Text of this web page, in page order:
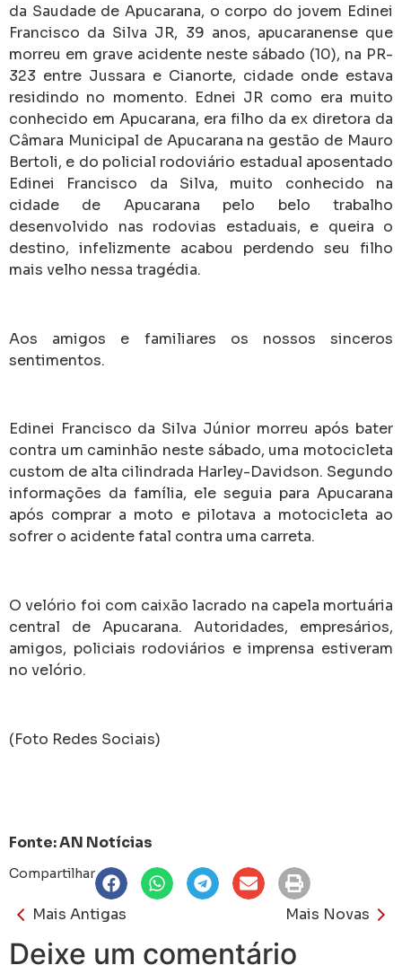
da Saudade de Apucarana, o corpo do jovem Edinei
Francisco da Silva JR, 39 anos, apucaranense que
morreu em grave acidente neste sábado (10), na PR-
323 entre Jussara e Cianorte, cidade onde estava
residindo no momento. Ednei JR como era muito
conhecido em Apucarana, era filho da ex diretora da
Câmara Municipal de Apucarana na gestão de Mauro
Bertoli, e do policial rodoviário estadual aposentado
Edinei Francisco da Silva, muito conhecido na
cidade de Apucarana pelo belo trabalho
desenvolvido nas rodovias estaduais, e queira o
destino, infelizmente acabou perdendo seu filho
mais velho nessa tragédia.
Aos amigos e familiares os nossos sinceros
sentimentos.
Edinei Francisco da Silva Júnior morreu após bater
contra um caminhão neste sábado, uma motocicleta
custom de alta cilindrada Harley-Davidson. Segundo
informações da família, ele seguia para Apucarana
após comprar a moto e pilotava a motocicleta ao
sofrer o acidente fatal contra uma carreta.
O velório foi com caixão lacrado na capela mortuária
central de Apucarana. Autoridades, empresários,
amigos, policiais rodoviários e imprensa estiveram
no velório.
(Foto Redes Sociais)
Fonte: AN Notícias
Compartilhar
Mais Antigas Mais Novas
Deixe um comentário